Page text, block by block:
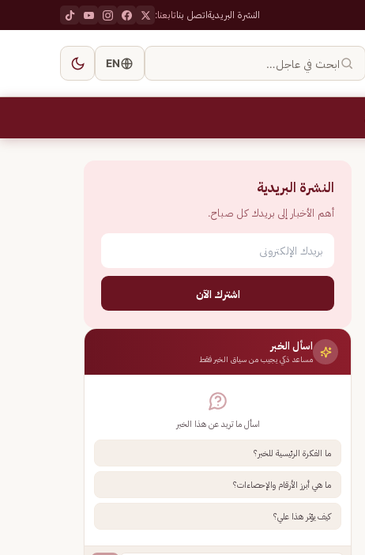
النشرة البريديةاتصل بناتابعنا:
ابحث في عاجل… EN
النشرة البريدية
أهم الأخبار إلى بريدك كل صباح.
اشترك الآن
اسأل الخبر
مساعد ذكي يجيب من سياق الخبر فقط
اسأل ما تريد عن هذا الخبر
ما الفكرة الرئيسية للخبر؟
ما هي أبرز الأرقام والإحصاءات؟
كيف يؤثر هذا علي؟